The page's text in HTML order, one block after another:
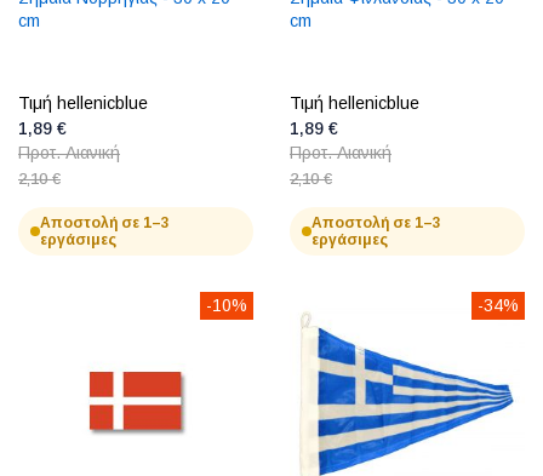
cm
Τιμή hellenicblue
1,89 €
Προτ. Λιανική
2,10 €
Αποστολή σε 1–3
εργάσιμες
cm
Τιμή hellenicblue
1,89 €
Προτ. Λιανική
2,10 €
Αποστολή σε 1–3
εργάσιμες
-10% -34%